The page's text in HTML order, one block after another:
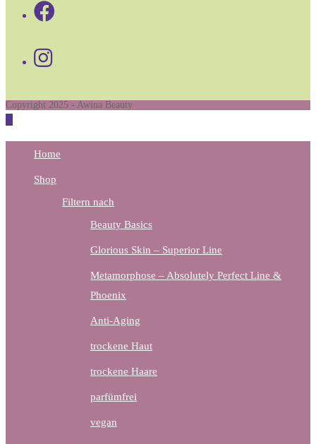
tab
Copyright 2025 - Awina Beauty
Home
Shop
Filtern nach
Beauty Basics
Glorious Skin – Superior Line
Metamorphose – Absolutely Perfect Line &
Phoenix
Anti-Aging
trockene Haut
trockene Haare
parfümfrei
vegan